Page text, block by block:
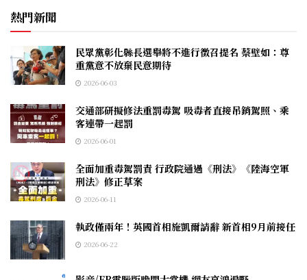
熱門新聞
民眾黨彰化縣長選舉將不進行徵召提名 蔡壁如：尊
重黨意不放棄民意期待
2026-06-03
交通部研擬修法重罰毒駕 吸毒者直接吊銷駕照、乘
客連帶一起罰
2026-06-01
全面加重毒駕罰責 行政院通過《刑法》《陸海空軍
刑法》修正草案
2026-06-11
執政僅兩年！英國首相施凱爾請辭 新首相9月前接任
2026-06-22